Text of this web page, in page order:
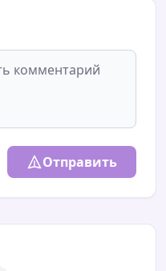
Отправить